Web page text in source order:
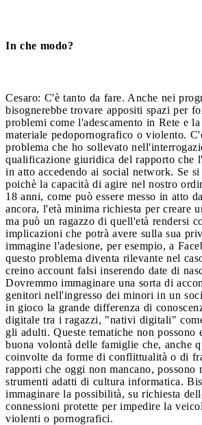
In che modo?
Cesaro: C'è tanto da fare. Anche nei
bisognerebbe trovare appositi spazi per
problemi come l'adescamento in Rete e
materiale pedopornografico o violento.
problema che ho sollevato
qualificazione giuridica del rapporto che
in atto accedendo ai social network. Se
poichè la capacità di agire nel nostro
18 anni, come può essere messo in atto
ancora, l'età minima richiesta per creare
ma può un ragazzo di quell'età rendersi
implicazioni che potrà avere sulla sua
immagine l'adesione, per esempio, a
questo problema diventa rilevante nel
creino account falsi inserendo date di
Dovremmo immaginare una sorta di
genitori nell'ingresso dei minori in un
in gioco la grande differenza di
digitale tra i ragazzi, "nativi digitali"
gli adulti. Queste tematiche non possono
buona volontà delle famiglie che, anche
coinvolte da forme di conflittualità o di
rapporti che oggi non mancano, possono
strumenti adatti di cultura informatica.
immaginare la possibilità, su richiesta
connessioni protette per impedire la
violenti o pornografici.